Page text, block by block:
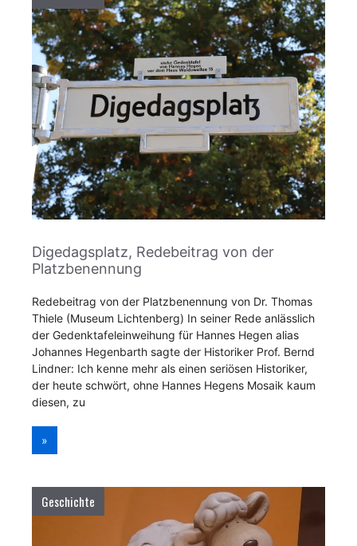
Digedagsplatz, Redebeitrag von der
Platzbenennung
Redebeitrag von der Platzbenennung von Dr. Thomas
Thiele (Museum Lichtenberg) In seiner Rede anlässlich
der Gedenktafeleinweihung für Hannes Hegen alias
Johannes Hegenbarth sagte der Historiker Prof. Bernd
Lindner: Ich kenne mehr als einen seriösen Historiker,
der heute schwört, ohne Hannes Hegens Mosaik kaum
diesen, zu
»
Geschichte